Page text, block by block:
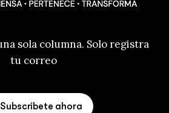
sola columna. Solo registra
tu correo
Subscríbete ahora